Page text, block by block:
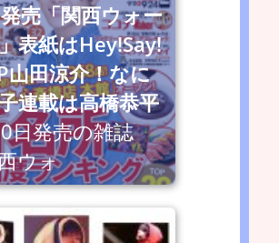
売「関西ウォー
表紙はHey!Say!
山田涼介！なに
連載は高橋恭平
日発売の雑誌
ウォ